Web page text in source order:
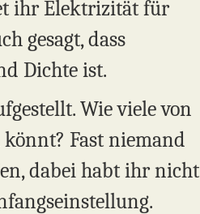
ihr Elektrizität für
gesagt, dass
Dichte ist.
Wie viele von
Fast niemand
dabei habt ihr nicht